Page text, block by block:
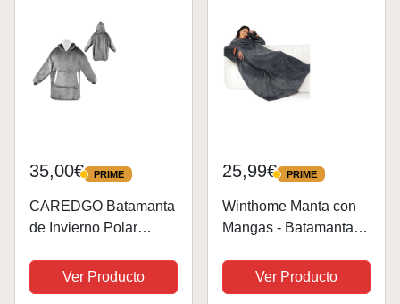
35,00€ PRIME
PRIME
CAREDGO Batamanta
de Invierno Polar
Sudadera con
Capucha Batamanta
Ver Producto
25,99€ PRIME
PRIME
Winthome Manta con
Mangas - Batamanta
Sofa TV con Velcro,
Bata para Regalo
Ver Producto